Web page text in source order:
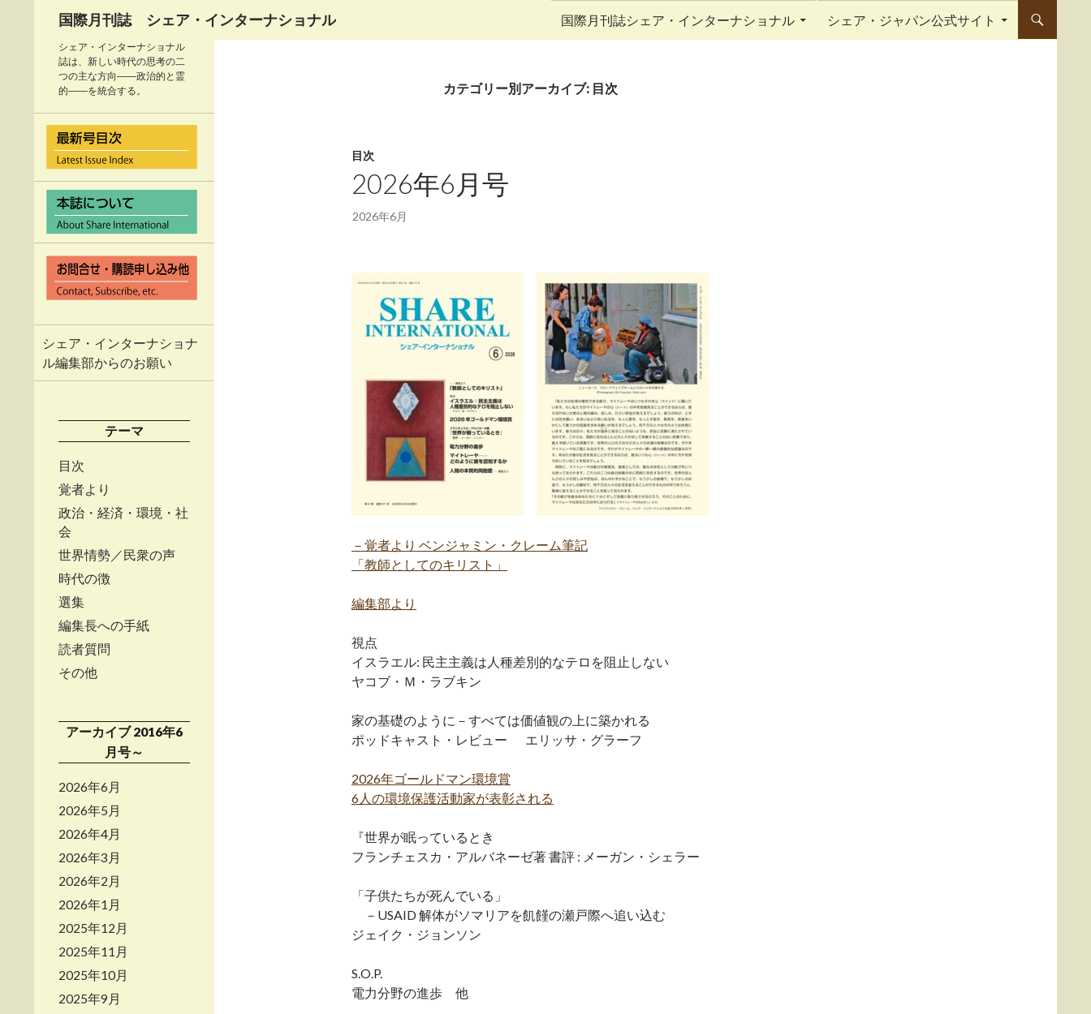
国際月刊誌 シェア・インターナショナル 国際月刊誌シェア・インターナショナル シェア・ジャパン公式サイト
カテゴリー別アーカイブ: 目次
目次
2026年6月号
2026年6月
－覚者より ベンジャミン・クレーム筆記
「教師としてのキリスト」
編集部より
視点
イスラエル: 民主主義は人種差別的なテロを阻止しない
ヤコブ・Ｍ・ラブキン
家の基礎のように－すべては価値観の上に築かれる
ポッドキャスト・レビュー エリッサ・グラーフ
2026年ゴールドマン環境賞
6人の環境保護活動家が表彰される
『世界が眠っているとき
フランチェスカ・アルバネーゼ著 書評 : メーガン・シェラー
「子供たちが死んでいる」
－USAID 解体がソマリアを飢饉の瀬戸際へ追い込む
ジェイク・ジョンソン
S.O.P.
電力分野の進歩 他
シェア・インターナショナル
誌は、新しい時代の思考の二
つの主な方向――政治的と霊
的――を統合する。
シェア・インターナショナ
ル編集部からのお願い
テーマ
目次
覚者より
政治・経済・環境・社
会
世界情勢／民衆の声
時代の徴
選集
編集長への手紙
読者質問
その他
アーカイブ 2016年6
月号～
2026年6月
2026年5月
2026年4月
2026年3月
2026年2月
2026年1月
2025年12月
2025年11月
2025年10月
2025年9月